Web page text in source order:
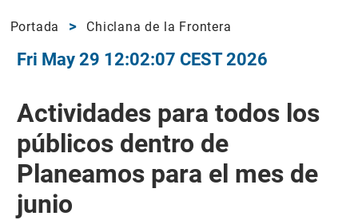
Portada Chiclana de la Frontera
Fri May 29 12:02:07 CEST 2026
Actividades para todos los
públicos dentro de
Planeamos para el mes de
junio